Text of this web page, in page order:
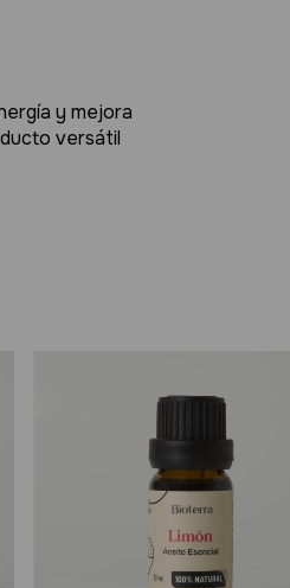
y mejora
versátil